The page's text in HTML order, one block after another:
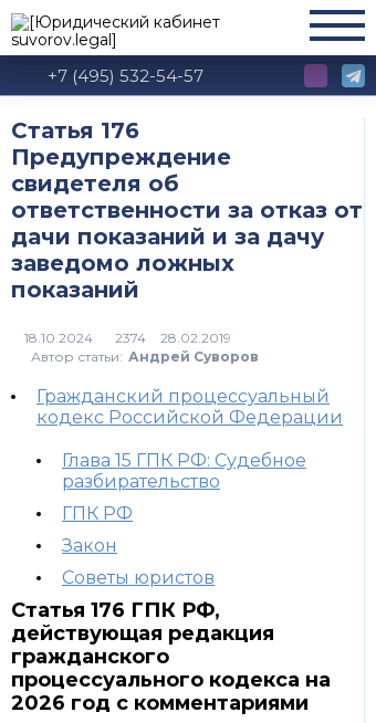
+7 (495) 532-54-57
Статья 176
Предупреждение
свидетеля об
ответственности за отказ от
дачи показаний и за дачу
заведомо ложных
показаний
2374
Автор статьи: Андрей Суворов
Гражданский процессуальный
кодекс Российской Федерации
Глава 15 ГПК РФ: Судебное
разбирательство
ГПК РФ
Закон
Советы юристов
Статья 176 ГПК РФ,
действующая редакция
гражданского
процессуального кодекса на
2026 год с комментариями